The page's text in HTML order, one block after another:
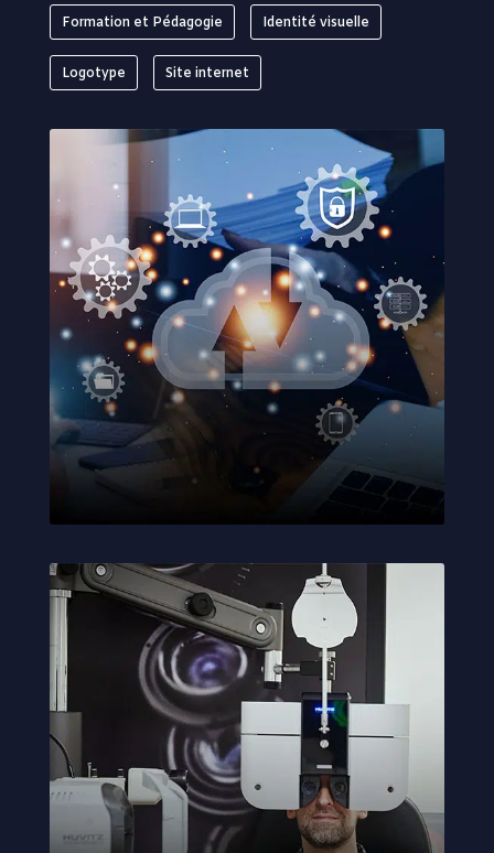
Formation et Pédagogie Identité visuelle
Logotype Site internet